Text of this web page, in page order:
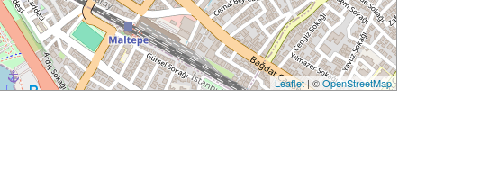
Leaflet| ©OpenStreetMap